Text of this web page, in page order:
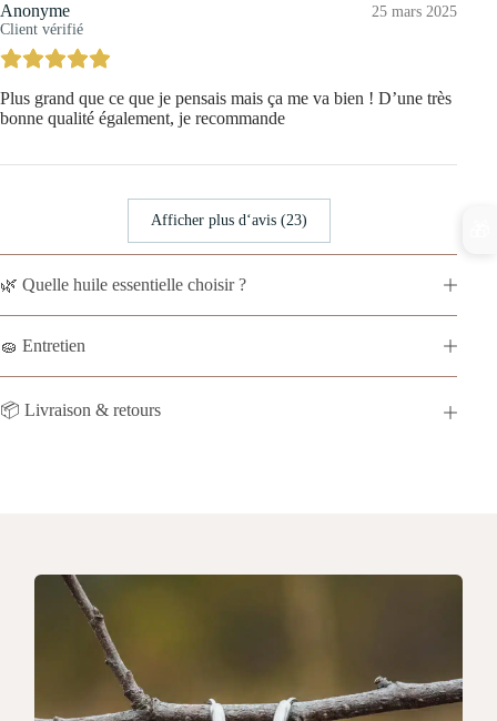
Anonyme
Client vérifié
25 mars 2025
Plus grand que ce que je pensais mais ça me va bien ! D’une très
bonne qualité également, je recommande
Afficher plus d‘avis (23)
🌿 Quelle huile essentielle choisir ?
🧽 Entretien
📦 Livraison & retours